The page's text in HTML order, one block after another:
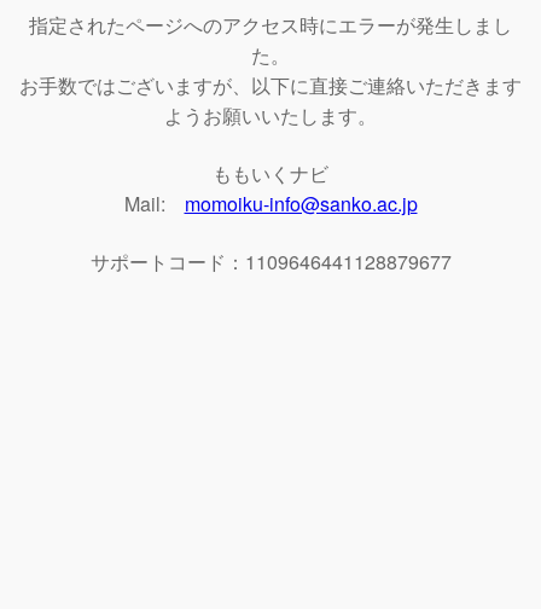
指定されたページへのアクセス時にエラーが発生しまし
た。
お手数ではございますが、以下に直接ご連絡いただきます
ようお願いいたします。
ももいくナビ
Mail: momoiku-info@sanko.ac.jp
サポートコード：1109646441128879677